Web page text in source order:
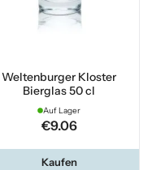
Weltenburger Kloster
Bierglas 50 cl
Auf Lager
€9.06
Kaufen